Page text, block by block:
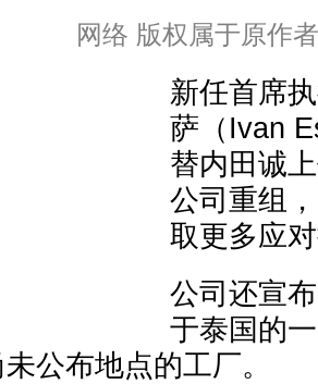
网络 版权属于原作者
新任首席
萨（Ivan
替内田诚
公司重组
取更多应
公司还宣
于泰国的
公布地点的工厂。